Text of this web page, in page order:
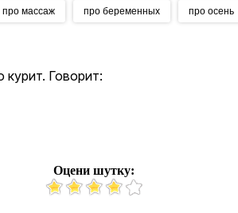
про массаж про беременных про осень
курит. Говорит:
Оцени шутку: